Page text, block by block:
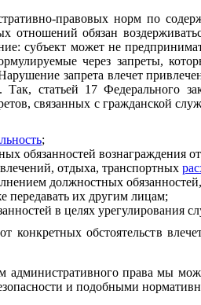
правовых норм по
отношений обязан
субъект может не
через запреты,
запрета влечет
Так, статьей 17 Федерального
связанных с гражданской
;
обязанностей вознаграждения
отдыха, транспортных
должностных
передавать их другим лицам;
в целях урегулирования
конкретных обстоятельств
административного права мы
и подобными